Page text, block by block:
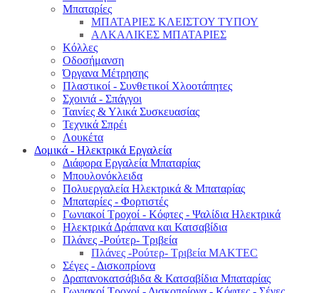
Μπαταρίες
ΜΠΑΤΑΡΙΕΣ ΚΛΕΙΣΤΟΥ ΤΥΠΟΥ
ΑΛΚΑΛΙΚΕΣ ΜΠΑΤΑΡΙΕΣ
Κόλλες
Οδοσήμανση
Όργανα Μέτρησης
Πλαστικοί - Συνθετικοί Χλοοτάπητες
Σχοινιά - Σπάγγοι
Ταινίες & Υλικά Συσκευασίας
Τεχνικά Σπρέι
Λουκέτα
Δομικά - Ηλεκτρικά Εργαλεία
Διάφορα Εργαλεία Μπαταρίας
Μπουλονόκλειδα
Πολυεργαλεία Ηλεκτρικά & Μπαταρίας
Μπαταρίες - Φορτιστές
Γωνιακοί Τροχοί - Κόφτες - Ψαλίδια Ηλεκτρικά
Ηλεκτρικά Δράπανα και Κατσαβίδια
Πλάνες -Ρούτερ- Τριβεία
Πλάνες -Ρούτερ- Τριβεία MAKTEC
Σέγες - Δισκοπρίονα
Δραπανοκατσάβιδα & Κατσαβίδια Μπαταρίας